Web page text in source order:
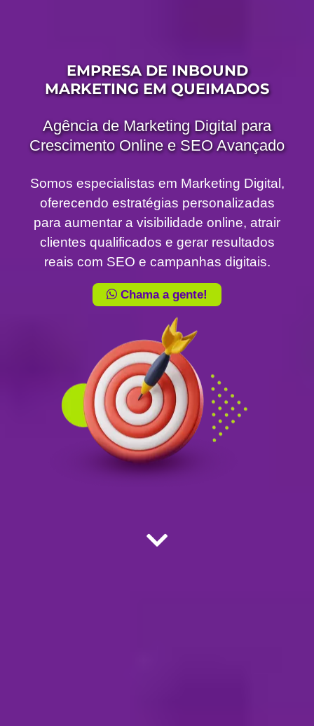
EMPRESA DE INBOUND
MARKETING EM QUEIMADOS
Agência de Marketing Digital para
Crescimento Online e SEO Avançado
Somos especialistas em Marketing Digital,
oferecendo estratégias personalizadas
para aumentar a visibilidade online, atrair
clientes qualificados e gerar resultados
reais com SEO e campanhas digitais.
Chama a gente!